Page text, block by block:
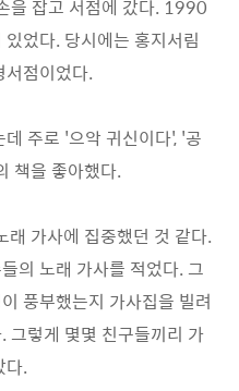
을 잡고 서점에 갔다. 1990
었다. 당시에는 홍지서림
점이었다.
주로 '으악 귀신이다', '공
책을 좋아했다.
래 가사에 집중했던 것 같다.
의 노래 가사를 적었다. 그
풍부했는지 가사집을 빌려
그렇게 몇몇 친구들끼리 가
다.